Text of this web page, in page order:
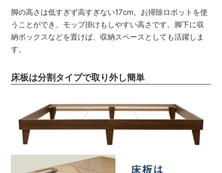
脚の高さは低すぎず高すぎない17cm。お掃除ロボットを使
うことができ、モップ掛けもしやすい高さです。脚下に収
納ボックスなどを置けば、収納スペースとしても活躍しま
す。
床板は分割タイプで取り外し簡単